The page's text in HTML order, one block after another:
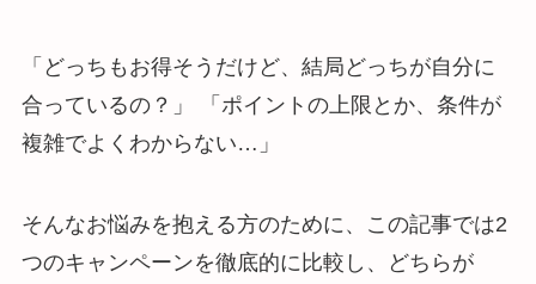
「どっちもお得そうだけど、結局どっちが自分に
合っているの？」 「ポイントの上限とか、条件が
複雑でよくわからない…」
そんなお悩みを抱える方のために、この記事では2
つのキャンペーンを徹底的に比較し、どちらが